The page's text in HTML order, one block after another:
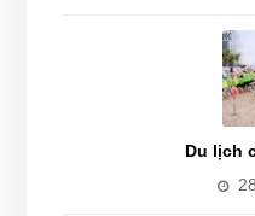
Du lịch